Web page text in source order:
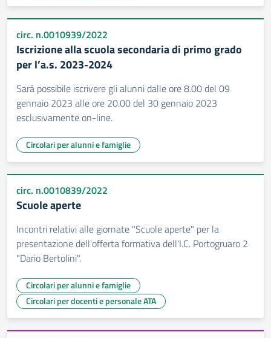
circ. n.0010939/2022
Iscrizione alla scuola secondaria di primo grado
per l’a.s. 2023-2024
Sarà possibile iscrivere gli alunni dalle ore 8.00 del 09
gennaio 2023 alle ore 20.00 del 30 gennaio 2023
esclusivamente on-line.
Circolari per alunni e famiglie
circ. n.0010839/2022
Scuole aperte
Incontri relativi alle giornate "Scuole aperte" per la
presentazione dell'offerta formativa dell'I.C. Portogruaro 2
"Dario Bertolini".
Circolari per alunni e famiglie
Circolari per docenti e personale ATA